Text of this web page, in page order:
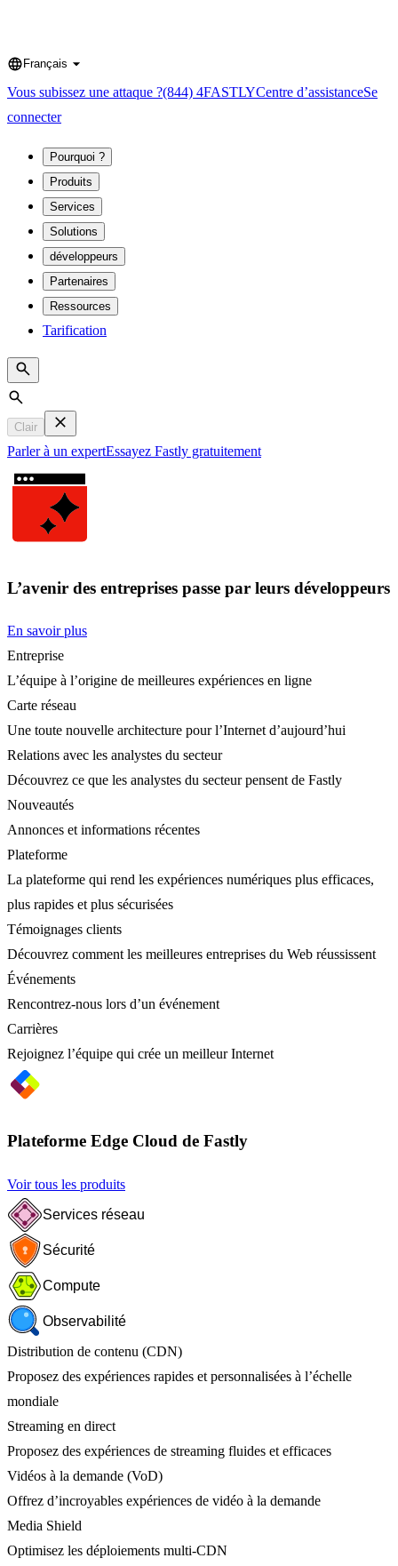
Language
Français
Vous subissez une attaque ?(844) 4FASTLYCentre d’assistanceSe
connecter
Pourquoi ?
Produits
Services
Solutions
développeurs
Partenaires
Ressources
Tarification
Search
Clair
Parler à un expertEssayez Fastly gratuitement
L’avenir des entreprises passe par leurs développeurs
En savoir plus
Entreprise
L’équipe à l’origine de meilleures expériences en ligne
Carte réseau
Une toute nouvelle architecture pour l’Internet d’aujourd’hui
Relations avec les analystes du secteur
Découvrez ce que les analystes du secteur pensent de Fastly
Nouveautés
Annonces et informations récentes
Plateforme
La plateforme qui rend les expériences numériques plus efficaces,
plus rapides et plus sécurisées
Témoignages clients
Découvrez comment les meilleures entreprises du Web réussissent
Événements
Rencontrez-nous lors d’un événement
Carrières
Rejoignez l’équipe qui crée un meilleur Internet
Plateforme Edge Cloud de Fastly
Voir tous les produits
Services réseau
Sécurité
Compute
Observabilité
Distribution de contenu (CDN)
Proposez des expériences rapides et personnalisées à l’échelle
mondiale
Streaming en direct
Proposez des expériences de streaming fluides et efficaces
Vidéos à la demande (VoD)
Offrez d’incroyables expériences de vidéo à la demande
Media Shield
Optimisez les déploiements multi-CDN